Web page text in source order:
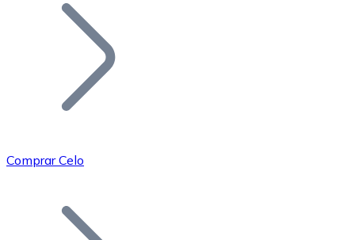
Añade tu proyecto a nuestro ecosistema.
Bitcoin
Comprar Celo